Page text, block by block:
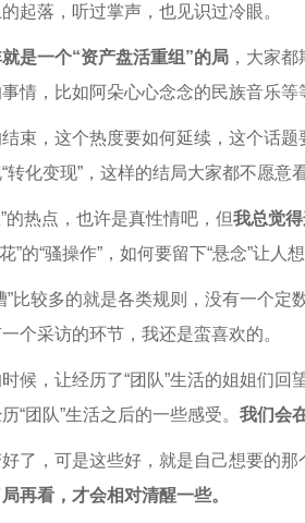
起落，听过掌声，也见识过冷眼。
是一个“资产盘活重组”的局 ，大家
情，比如阿朵心心念念的民族音乐等
束，这个热度要如何延续，这个话
转化变现”，这样的结局大家都不愿意
”的热点，也许是真性情吧，但我总觉
”的“骚操作”，如何要留下“悬念”让
”比较多的就是各类规则，没有一个
个采访的环节，我还是蛮喜欢的。
候，让经历了“团队”生活的姐姐们回
“团队”生活之后的一些感受。我们会
了，可是这些好，就是自己想要的
再看，才会相对清醒一些。